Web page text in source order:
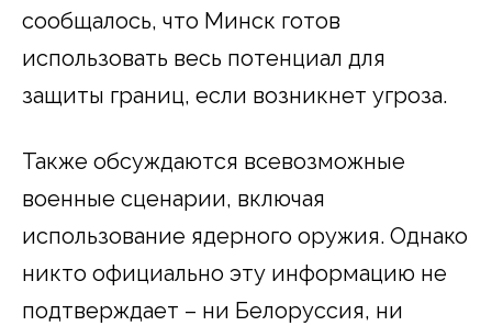
сообщалось, что Минск готов
использовать весь потенциал для
защиты границ, если возникнет угроза.
Также обсуждаются всевозможные
военные сценарии, включая
использование ядерного оружия. Однако
никто официально эту информацию не
подтверждает – ни Белоруссия, ни